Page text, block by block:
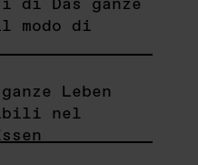
modo di
Leben
nel